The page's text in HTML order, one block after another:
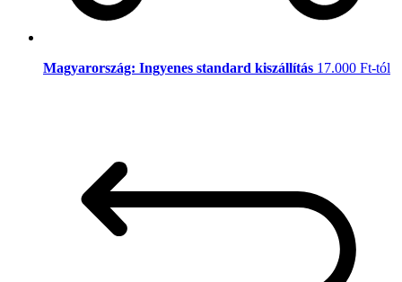
Magyarország: Ingyenes standard kiszállítás 17.000 Ft-tól